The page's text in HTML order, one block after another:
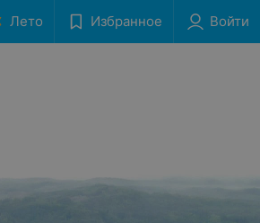
Лето Избранное Войти